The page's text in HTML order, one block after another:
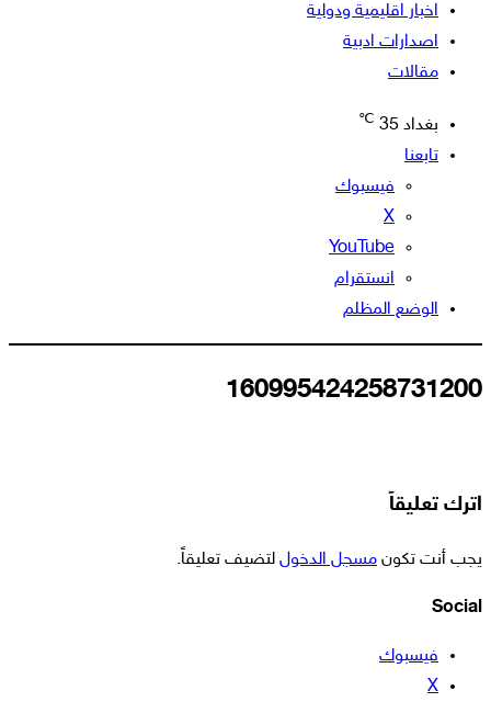
اخبار اقليمية ودولية
اصدارات ادبية
مقالات
بغداد 35
℃
تابعنا
فيسبوك
‫X
‫YouTube
انستقرام
الوضع المظلم
160995424258731200
اترك تعليقاً
يجب أنت تكون مسجل الدخول لتضيف تعليقاً.
Social
فيسبوك
‫X